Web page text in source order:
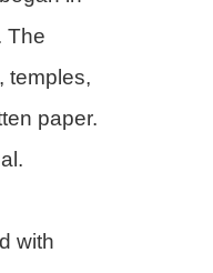
The
temples,
paper.
with